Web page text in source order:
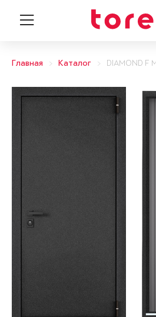
Главная Каталог DIAMOND F